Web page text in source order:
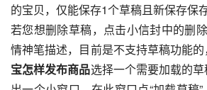
的宝贝，仅能保存1个草稿且新保存保
若您想删除草稿，点击小信封中的删
情神笔描述，目前是不支持草稿功能的
宝怎样发布商品选择一个需要加载的